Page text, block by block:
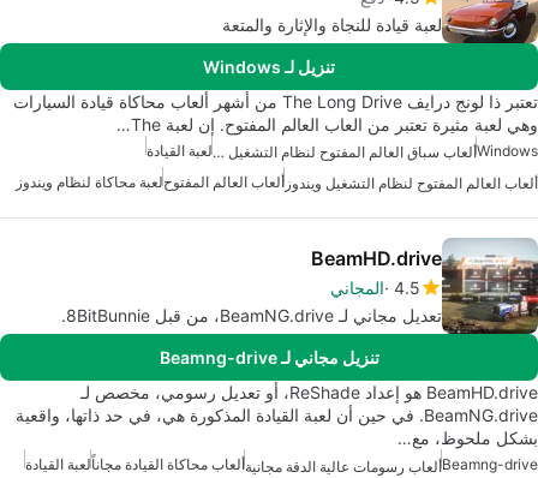
لعبة قيادة للنجاة والإثارة والمتعة
تنزيل لـ Windows
تعتبر ذا لونج درايف The Long Drive من أشهر ألعاب محاكاة قيادة السيارات
وهي لعبة مثيرة تعتبر من العاب العالم المفتوح. إن لعبة The…
Windows ألعاب سباق العالم المفتوح لنظام التشغيل ويندوزلعبة القيادة
ألعاب العالم المفتوح لنظام التشغيل ويندوز ألعاب العالم المفتوحلعبة محاكاة لنظام ويندوز
BeamHD.drive
4.5 المجاني
تعديل مجاني لـ BeamNG.drive، من قبل 8BitBunnie.
تنزيل مجاني لـ Beamng-drive
BeamHD.drive هو إعداد ReShade، أو تعديل رسومي، مخصص لـ
BeamNG.drive. في حين أن لعبة القيادة المذكورة هي، في حد ذاتها، واقعية
بشكل ملحوظ، مع…
Beamng-driveألعاب رسومات عالية الدقة مجانيةألعاب محاكاة القيادة مجاناًلعبة القيادة